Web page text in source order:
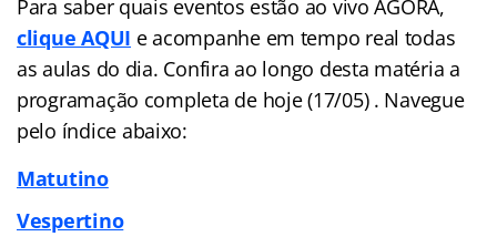
Para saber quais eventos estão ao vivo AGORA,
clique AQUI e acompanhe em tempo real todas
as aulas do dia. Confira ao longo desta matéria a
programação completa de hoje (17/05) . Navegue
pelo índice abaixo:
Matutino
Vespertino